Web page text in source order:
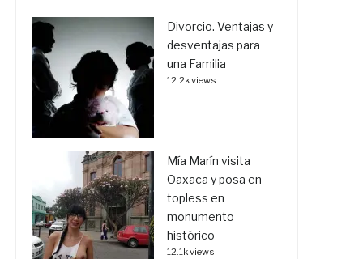
Divorcio. Ventajas y
desventajas para
una Familia
12.2k views
Mía Marín visita
Oaxaca y posa en
topless en
monumento
histórico
12.1k views